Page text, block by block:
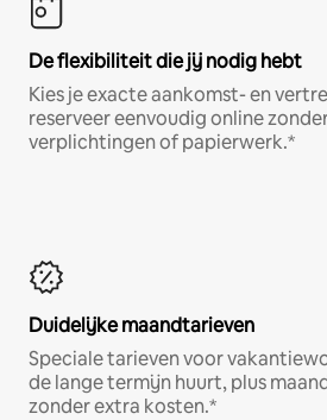
De flexibiliteit die jij nodig hebt
Kies je exacte aankomst- en
reserveer eenvoudig online
verplichtingen of papierwerk.*
Duidelijke maandtarieven
Speciale tarieven voor
de lange termijn huurt, plus
zonder extra kosten.*